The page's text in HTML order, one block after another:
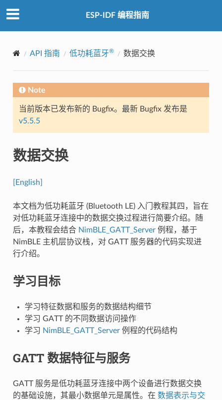
ESP-IDF 编程指南
API 指南 低功耗蓝牙® 数据交换
Note
当前版本已发布新的 Bugfix。最新 Bugfix 发布是
v5.5.5
数据交换
[English]
本文档为低功耗蓝牙 (Bluetooth LE) 入门教程其四，旨在
对低功耗蓝牙连接中的数据交换过程进行简要介绍。随
后，本教程会结合 NimBLE_GATT_Server 例程，基于
NimBLE 主机层协议栈，对 GATT 服务器的代码实现进
行介绍。
学习目标
学习特征数据和服务的数据结构细节
学习 GATT 的不同数据访问操作
学习 NimBLE_GATT_Server 例程的代码结构
GATT 数据特征与服务
GATT 服务是低功耗蓝牙连接中两个设备进行数据交换
的基础设施，其最小数据单元是属性。在 数据表示与交